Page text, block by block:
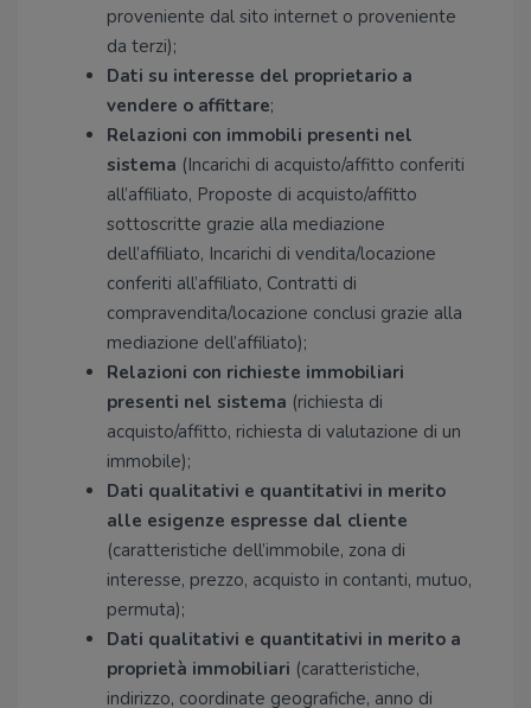
proveniente dal sito internet o proveniente
da terzi);
Dati su interesse del proprietario a
vendere o affittare;
Relazioni con immobili presenti nel
sistema (Incarichi di acquisto/affitto conferiti
all’affiliato, Proposte di acquisto/affitto
sottoscritte grazie alla mediazione
dell’affiliato, Incarichi di vendita/locazione
conferiti all’affiliato, Contratti di
compravendita/locazione conclusi grazie alla
mediazione dell’affiliato);
Relazioni con richieste immobiliari
presenti nel sistema (richiesta di
acquisto/affitto, richiesta di valutazione di un
immobile);
Dati qualitativi e quantitativi in merito
alle esigenze espresse dal cliente
(caratteristiche dell’immobile, zona di
interesse, prezzo, acquisto in contanti, mutuo,
permuta);
Dati qualitativi e quantitativi in merito a
proprietà immobiliari (caratteristiche,
indirizzo, coordinate geografiche, anno di